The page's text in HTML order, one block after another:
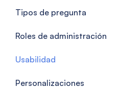
Tipos de pregunta
Roles de administración
Usabilidad
Personalizaciones